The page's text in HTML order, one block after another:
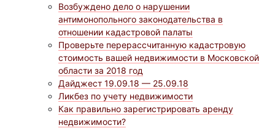
Возбуждено дело о нарушении
антимонопольного законодательства в
отношении кадастровой палаты
Проверьте перерассчитанную кадастровую
стоимость вашей недвижимости в Московской
области за 2018 год
Дайджест 19.09.18 — 25.09.18
Ликбез по учету недвижимости
Как правильно зарегистрировать аренду
недвижимости?